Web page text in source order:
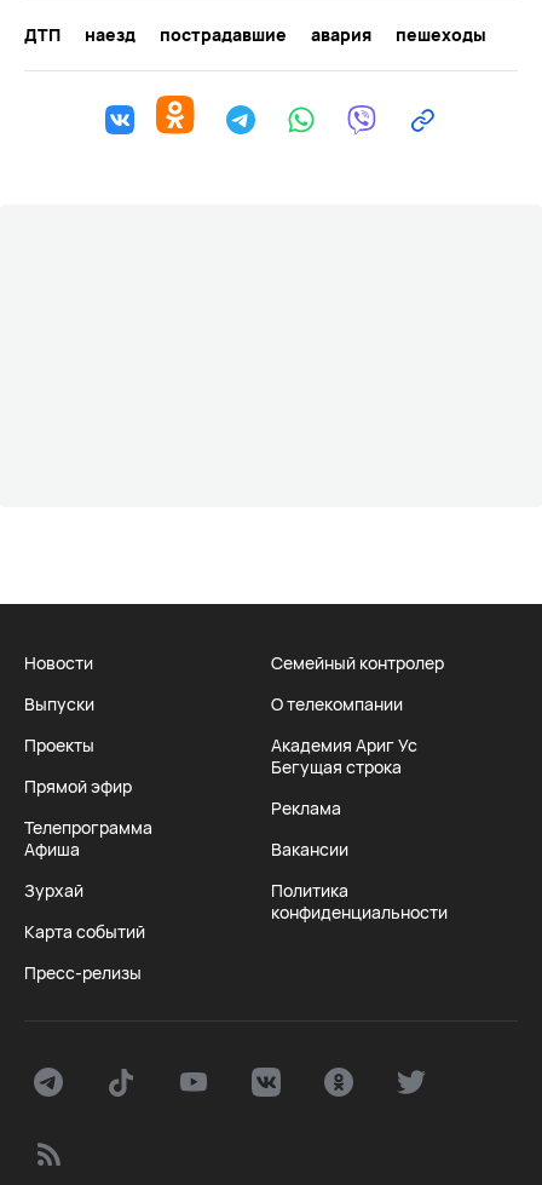
ДТП наезд пострадавшие авария пешеходы
Новости
Выпуски
Проекты
Прямой эфир
Телепрограмма
Афиша
Зурхай
Карта событий
Пресс-релизы
Семейный контролер
О телекомпании
Академия Ариг Ус
Бегущая строка
Реклама
Вакансии
Политика
конфиденциальности